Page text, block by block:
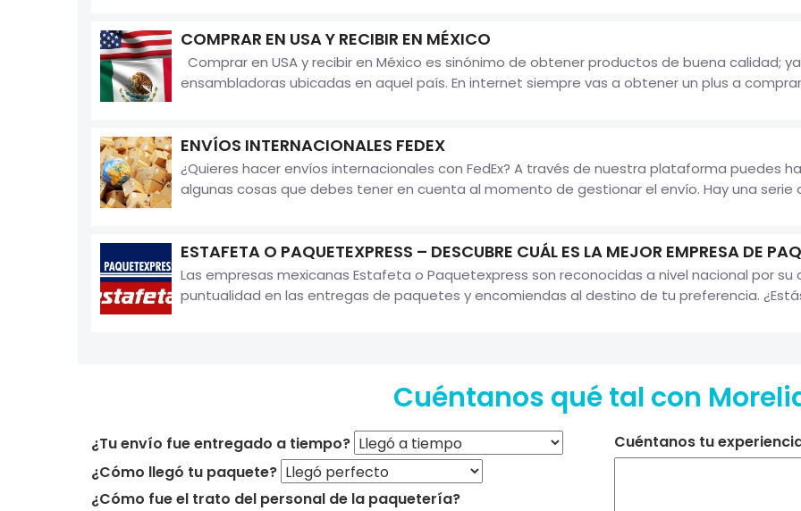
COMPRAR EN USA Y RECIBIR EN MÉXICO
Comprar en USA y recibir en México es sinónimo de obtener productos de buena calidad;
ensambladoras ubicadas en aquel país. En internet siempre vas a obtener un plus a
ENVÍOS INTERNACIONALES FEDEX
¿Quieres hacer envíos internacionales con FedEx? A través de nuestra plataforma puedes
algunas cosas que debes tener en cuenta al momento de gestionar el envío. Hay una
ESTAFETA O PAQUETEXPRESS – DESCUBRE CUÁL ES LA MEJOR EMPRESA DE
Las empresas mexicanas Estafeta o Paquetexpress son reconocidas a nivel nacional por
puntualidad en las entregas de paquetes y encomiendas al destino de tu preferencia.
Cuéntanos qué tal con
¿Tu envío fue entregado a tiempo?
¿Cómo llegó tu paquete?
¿Cómo fue el trato del personal de la paquetería?
Cuéntanos tu